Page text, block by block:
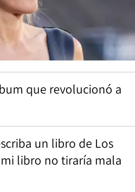
que revolucionó a
un libro de Los
libro no tiraría mala